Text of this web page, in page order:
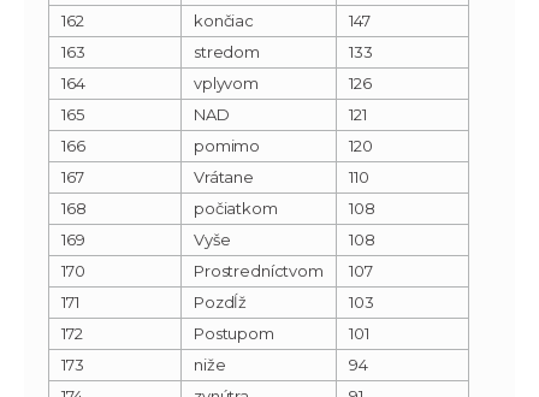
162
končiac
147
163
stredom
133
164
vplyvom
126
165
NAD
121
166
pomimo
120
167
Vrátane
110
168
počiatkom
108
169
Vyše
108
170
Prostredníctvom
107
171
Pozdĺž
103
172
Postupom
101
173
niže
94